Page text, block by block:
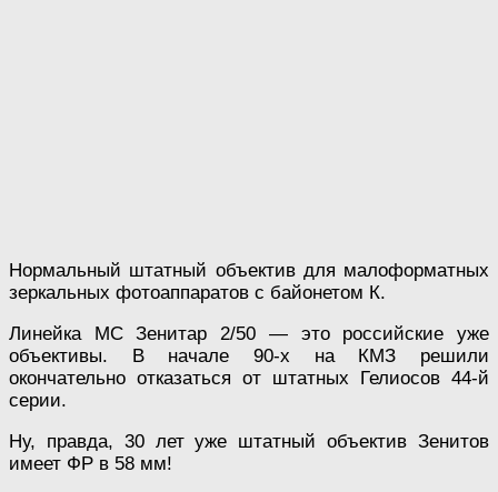
Нормальный штатный объектив для малоформатных
зеркальных фотоаппаратов с байонетом К.
Линейка МС Зенитар 2/50 — это российские уже
объективы. В начале 90-х на КМЗ решили
окончательно отказаться от штатных Гелиосов 44-й
серии.
Ну, правда, 30 лет уже штатный объектив Зенитов
имеет ФР в 58 мм!